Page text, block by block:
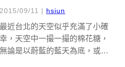
09/11 | hsiun
近台北的天空似乎充滿了小確
幸，天空中一撮一撮的棉花糖，
無論是以蔚藍的藍天為底，或是